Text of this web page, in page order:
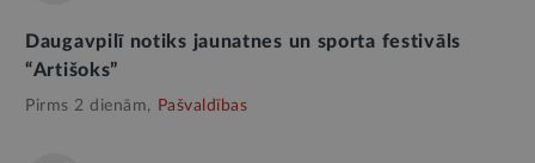
Daugavpilī notiks jaunatnes un sporta festivāls
“Artišoks”
Pirms 2 dienām, Pašvaldības